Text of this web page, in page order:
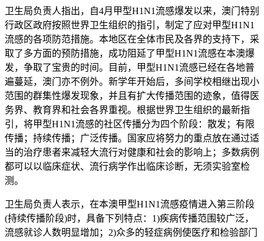
卫生局负责人指出，自4月甲型H1N1流感爆发以来，澳门特别
行政区政府按照世界卫生组织的指引，制定了应对甲型H1N1
流感的各项防范措施。本地区在全体市民及各界的支持下，采
取了多方面的预防措施，成功阻延了甲型H1N1流感在本澳爆
发，争取了宝贵的时间。目前，甲型H1N1流感已经在各地普
遍蔓延，澳门亦不例外。新学年开始后，多间学校相继出现小
范围的群集性爆发现象，并且有扩大传播范围的迹象，值得医
务界、教育界和社会各界重视。根据世界卫生组织的最新指
引，将甲型H1N1流感的社区传播分为四个阶段：散发；有限
传播；持续传播；广泛传播。国家应将努力的重点放在通过适
当的治疗患者来减轻大流行对健康和社会的影响上；多数病例
都可以以临床症状、流行病学作出临床诊断，无须实验室检
测。
卫生局负责人表示，在本澳甲型H1N1流感疫情进入第三阶段
(持续传播阶段)时，具备下列特点：1)疾病传播范围较广泛，
流感就诊人数明显增加；2)众多的轻症病例使医疗和检验部门